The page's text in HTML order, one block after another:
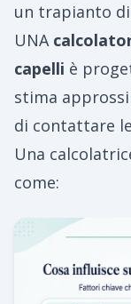
un trapianto
UNA
capelli è
stima
di contattare
Una
come: